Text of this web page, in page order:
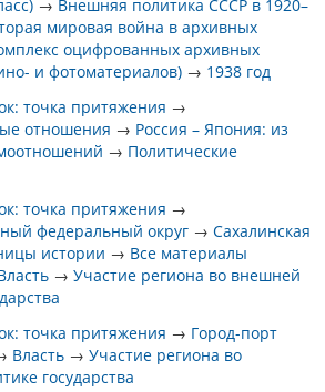
→ Внешняя политика СССР в 1920–
мировая война в архивных
оцифрованных архивных
и фотоматериалов) → 1938 год
точка притяжения →
отношения → Россия – Япония: из
→ Политические
точка притяжения →
федеральный округ →Сахалинская
истории → Все материалы
→Участие региона во внешней
точка притяжения → Город-порт
Власть →Участие региона во
государства